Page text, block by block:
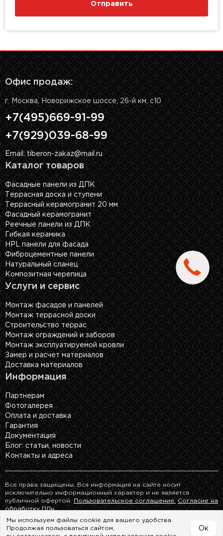
Отправить
Офис продаж:
г. Москва, Новорижское шоссе, 26-й км, с10
+7(495)669-91-99
+7(929)039-68-99
Email: tiberon-zakaz@mail.ru
Каталог товаров
Фасадные панели из ДПК
Террасная доска и ступени
Террасный керамогранит 20 мм
Фасадный керамогранит
Реечные панели из ДПК
Гибкая керамика
HPL панели для фасада
Фиброцементные панели
Натуральный сланец
Композитная черепица
Услуги и сервис
Монтаж фасадов и панелей
Монтаж террасной доски
Строительство террас
Монтаж ограждений и заборов
Монтаж эксплуатируемой кровли
Замер и расчет материалов
Доставка материалов
Информация
Партнерам
Фотогалерея
Оплата и доставка
Гарантия
Документация
Блог: cтатьи, новости
Контакты и адреса
Все права защищены. Вся информация на сайте носит
исключительно информационный характер и не является
публичной офертой.Пользовательское соглашение.
Согласие на
обработку ПДн.
Мы используем файлы cookie для вашего удобства.
Продолжая пользоваться сайтом,
Ок